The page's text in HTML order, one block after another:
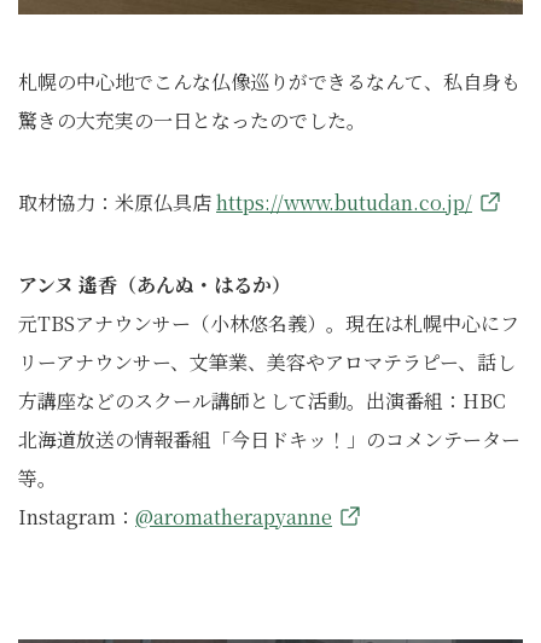
札幌の中心地でこんな仏像巡りができるなんて、私自身も
驚きの大充実の一日となったのでした。
取材協力：米原仏具店https://www.butudan.co.jp/
アンヌ 遙香 （あんぬ・はるか）
元TBSアナウンサー（小林悠名義）。現在は札幌中心にフ
リーアナウンサー、文筆業、美容やアロマテラピー、話し
方講座などのスクール講師として活動。出演番組：HBC
北海道放送の情報番組「今日ドキッ！」のコメンテーター
等。
Instagram： @aromatherapyanne